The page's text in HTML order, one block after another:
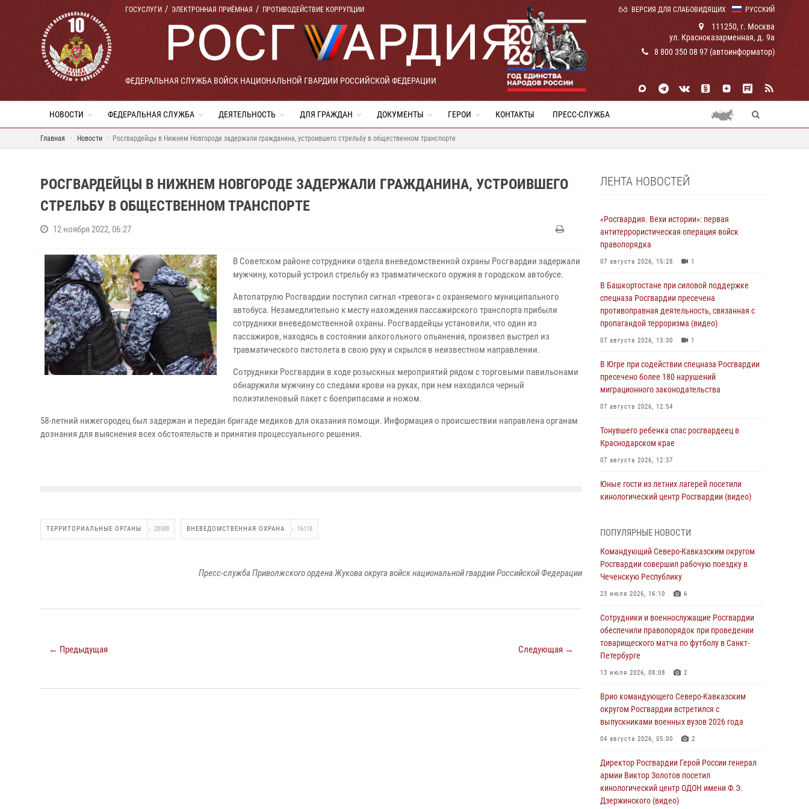
РУССКИЙ
ГОСУСЛУГИ ЭЛЕКТРОННАЯ ПРИЁМНАЯ ПРОТИВОДЕЙСТВИЕ КОРРУПЦИИ ВЕРСИЯ ДЛЯ СЛАБОВИДЯЩИХ
ФЕДЕРАЛЬНАЯ СЛУЖБА ВОЙСК НАЦИОНАЛЬНОЙ ГВАРДИИ РОССИЙСКОЙ ФЕДЕРАЦИИ
111250, г. Москва
ул. Красноказарменная, д. 9а
8 800 350 08 97 (автоинформатор)
НОВОСТИ ФЕДЕРАЛЬНАЯ СЛУЖБА ДЕЯТЕЛЬНОСТЬ ДЛЯ ГРАЖДАН ДОКУМЕНТЫ ГЕРОИ КОНТАКТЫ ПРЕСС-СЛУЖБА
Главная Новости Росгвардейцы в Нижнем Новгороде задержали гражданина, устроившего стрельбу в общественном транспорте
РОСГВАРДЕЙЦЫ В НИЖНЕМ НОВГОРОДЕ ЗАДЕРЖАЛИ ГРАЖДАНИНА, УСТРОИВШЕГО
СТРЕЛЬБУ В ОБЩЕСТВЕННОМ ТРАНСПОРТЕ
12 ноября 2022, 06:27
В Советском районе сотрудники отдела вневедомственной охраны Росгвардии задержали
мужчину, который устроил стрельбу из травматического оружия в городском автобусе.
Автопатрулю Росгвардии поступил сигнал «тревога» с охраняемого муниципального
автобуса. Незамедлительно к месту нахождения пассажирского транспорта прибыли
сотрудники вневедомственной охраны. Росгвардейцы установили, что один из
пассажиров, находясь в состоянии алкогольного опьянения, произвел выстрел из
травматического пистолета в свою руку и скрылся в неизвестном направлении.
Сотрудники Росгвардии в ходе розыскных мероприятий рядом с торговыми павильонами
обнаружили мужчину со следами крови на руках, при нем находился черный
полиэтиленовый пакет с боеприпасами и ножом.
58-летний нижегородец был задержан и передан бригаде медиков для оказания помощи. Информация о происшествии направлена органам
дознания для выяснения всех обстоятельств и принятия процессуального решения.
ТЕРРИТОРИАЛЬНЫЕ ОРГАНЫ 28588 ВНЕВЕДОМСТВЕННАЯ ОХРАНА 16118
Пресс-служба Приволжского ордена Жукова округа войск национальной гвардии Российской Федерации
← Предыдущая Следующая →
ЛЕНТА НОВОСТЕЙ
«Росгвардия. Вехи истории»: первая
антитеррористическая операция войск
правопорядка
07 августа 2026, 15:28 1
В Башкортостане при силовой поддержке
спецназа Росгвардии пресечена
противоправная деятельность, связанная с
пропагандой терроризма (видео)
07 августа 2026, 13:30 1
В Югре при содействии спецназа Росгвардии
пресечено более 180 нарушений
миграционного законодательства
07 августа 2026, 12:54
Тонувшего ребенка спас росгвардеец в
Краснодарском крае
07 августа 2026, 12:37
Юные гости из летних лагерей посетили
кинологический центр Росгвардии (видео)
Ветеран войск правопорядка генерал-майор
Иван Пияшев – герой выпуска «Легенды
армии с Александром Маршалом»
07 августа 2026, 12:00
округу Росгвардии и ветераны военной
контрразведки почтили память Николая
Кузнецова
07 августа 2026, 12:00
подняться на крышу Смольного собора в
Санкт-Петербурге (видео)
07 августа 2026, 11:34 3 1
основам взрывобезопасности
07 августа 2026, 11:33
Рэпер ST посетил раненых росгвардейцев в
ПОПУЛЯРНЫЕ НОВОСТИ
Командующий Северо-Кавказским округом
Росгвардии совершил рабочую поездку в
Чеченскую Республику
23 июля 2026, 16:10 6
Сотрудники и военнослужащие Росгвардии
обеспечили правопорядок при проведении
товарищеского матча по футболу в Санкт-
Петербурге
13 июля 2026, 08:08 2
Врио командующего Северо-Кавказским
округом Росгвардии встретился с
выпускниками военных вузов 2026 года
04 августа 2026, 05:00 2
Директор Росгвардии Герой России генерал
армии Виктор Золотов посетил
кинологический центр ОДОН имени Ф.Э.
Дзержинского (видео)